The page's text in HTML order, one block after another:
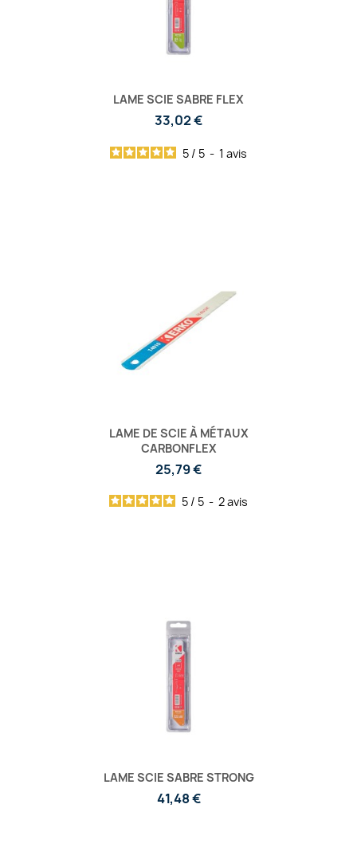
LAME SCIE SABRE FLEX
33,02 €
5 / 5 - 1 avis
LAME DE SCIE À MÉTAUX
CARBONFLEX
25,79 €
5 / 5 - 2avis
LAME SCIE SABRE STRONG
41,48 €